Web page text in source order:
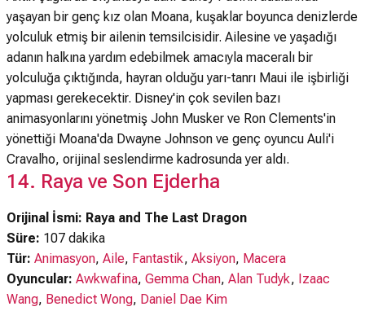
yaşayan bir genç kız olan Moana, kuşaklar boyunca denizlerde
yolculuk etmiş bir ailenin temsilcisidir. Ailesine ve yaşadığı
adanın halkına yardım edebilmek amacıyla maceralı bir
yolculuğa çıktığında, hayran olduğu yarı-tanrı Maui ile işbirliği
yapması gerekecektir. Disney'in çok sevilen bazı
animasyonlarını yönetmiş John Musker ve Ron Clements'in
yönettiği Moana'da Dwayne Johnson ve genç oyuncu Auli'i
Cravalho, orijinal seslendirme kadrosunda yer aldı.
14. Raya ve Son Ejderha
Orijinal İsmi: Raya and The Last Dragon
Süre: 107 dakika
Tür: Animasyon, Aile, Fantastik, Aksiyon, Macera
Oyuncular: Awkwafina, Gemma Chan, Alan Tudyk, Izaac
Wang, Benedict Wong, Daniel Dae Kim